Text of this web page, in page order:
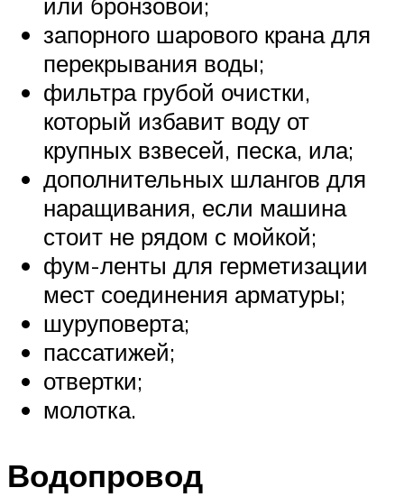
запорного шарового крана для
перекрывания воды;
фильтра грубой очистки,
который избавит воду от
крупных взвесей, песка, ила;
дополнительных шлангов для
наращивания, если машина
стоит не рядом с мойкой;
фум-ленты для герметизации
мест соединения арматуры;
шуруповерта;
пассатижей;
отвертки;
молотка.
Водопровод